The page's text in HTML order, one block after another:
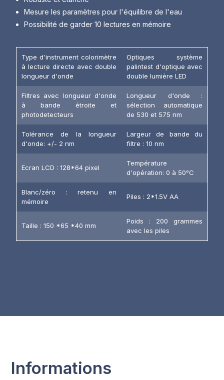
Mesure les paramètres pour l'équilibre de l'eau
Possibilité de garder 10 lectures en mémoire
Type d'instrument colorimètre
à lecture directe avec double
longueur d'onde
Optiques système
palintest d'optique avec
double lumière LED
Filtres avec longueur d'onde
à bande étroite et
photodetecteurs
Longueur d'onde :
sélection automatique
de 530 et 575 nm
Tolérance de la longueur
d'onde: +/- 2 nm
Largeur de bande du
filtre : 10 nm
Ecran LCD : 128*64 pixel
Température
d'opération: 0 à 50°C
Blanc/zéro : retenu en
mémoire
Piles : 2*1.5V AA
Taille : 150 *65 *40 mm
Poids : 200 grammes
avec les piles
Informations